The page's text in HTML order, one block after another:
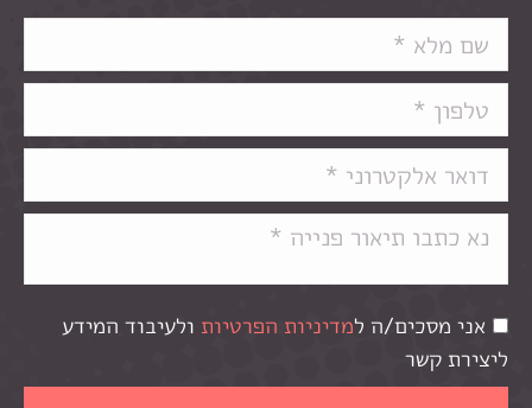
אני מסכים/ה למדיניות הפרטיות ולעיבוד המידע
ליצירת קשר